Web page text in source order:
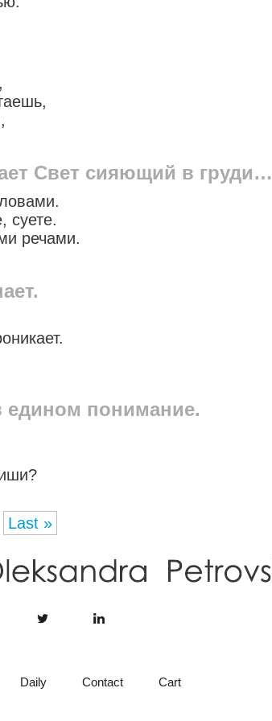
Свет сияющий в груди…
суете.
речами.
едином понимание.
Last »
Daily Contact Cart